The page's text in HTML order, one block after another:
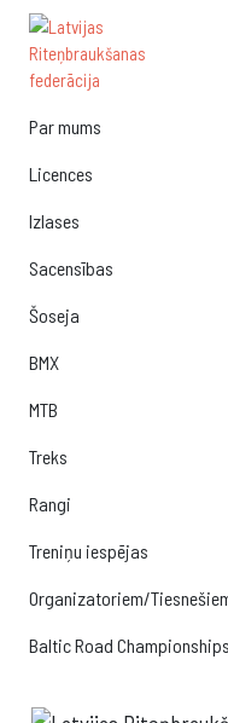
Par mums
Licences
Izlases
Sacensības
Šoseja
BMX
MTB
Treks
Rangi
Treniņu iespējas
Organizatoriem/
Baltic Road